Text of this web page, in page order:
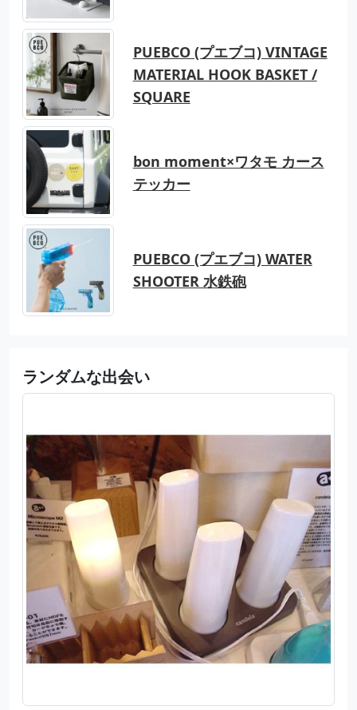
PUEBCO (プエブコ) VINTAGE
MATERIAL HOOK BASKET /
SQUARE
bon moment×ワタモ カース
テッカー
PUEBCO (プエブコ) WATER
SHOOTER 水鉄砲
ランダムな出会い